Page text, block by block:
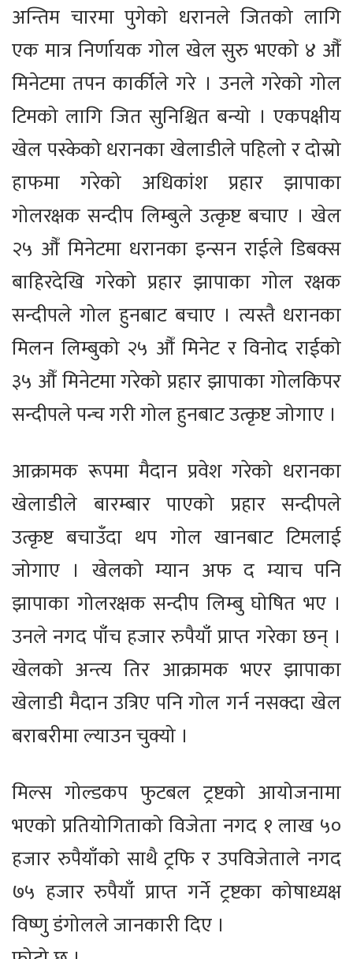
अन्तिम चारमा पुगेको धरानले जितको लागि
एक मात्र निर्णायक गोल खेल सुरु भएको ४ औँ
मिनेटमा तपन कार्कीले गरे । उनले गरेको गोल
टिमको लागि जित सुनिश्चित बन्यो । एकपक्षीय
खेल पस्केको धरानका खेलाडीले पहिलो र दोस्रो
हाफमा गरेको अधिकांश प्रहार झापाका
गोलरक्षक सन्दीप लिम्बुले उत्कृष्ट बचाए । खेल
२५ औँ मिनेटमा धरानका इन्सन राईले डिबक्स
बाहिरदेखि गरेको प्रहार झापाका गोल रक्षक
सन्दीपले गोल हुनबाट बचाए । त्यस्तै धरानका
मिलन लिम्बुको २५ औँ मिनेट र विनोद राईको
३५ औँ मिनेटमा गरेको प्रहार झापाका गोलकिपर
सन्दीपले पन्च गरी गोल हुनबाट उत्कृष्ट जोगाए ।
आक्रामक रूपमा मैदान प्रवेश गरेको धरानका
खेलाडीले बारम्बार पाएको प्रहार सन्दीपले
उत्कृष्ट बचाउँदा थप गोल खानबाट टिमलाई
जोगाए । खेलको म्यान अफ द म्याच पनि
झापाका गोलरक्षक सन्दीप लिम्बु घोषित भए ।
उनले नगद पाँच हजार रुपैयाँ प्राप्त गरेका छन् ।
खेलको अन्त्य तिर आक्रामक भएर झापाका
खेलाडी मैदान उत्रिए पनि गोल गर्न नसक्दा खेल
बराबरीमा ल्याउन चुक्यो ।
मिल्स गोल्डकप फुटबल ट्रष्टको आयोजनामा
भएको प्रतियोगिताको विजेता नगद १ लाख ५०
हजार रुपैयाँको साथै ट्रफि र उपविजेताले नगद
७५ हजार रुपैयाँ प्राप्त गर्ने ट्रष्टका कोषाध्यक्ष
विष्णु डंगोलले जानकारी दिए ।